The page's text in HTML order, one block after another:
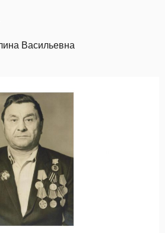
Васильевна